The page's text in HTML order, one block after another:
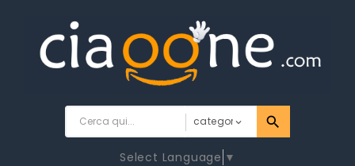
Select Language ▼